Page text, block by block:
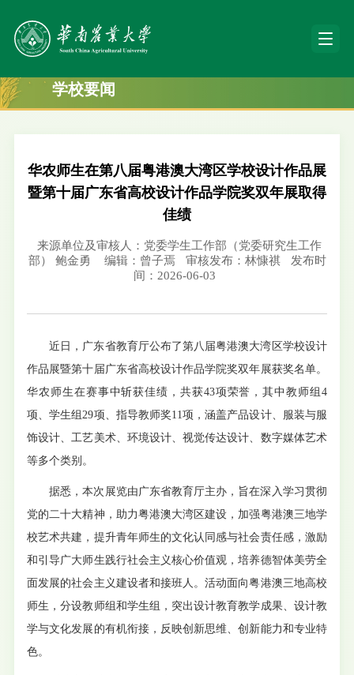
学校要闻
华农师生在第八届粤港澳大湾区学校设计作品展
暨第十届广东省高校设计作品学院奖双年展取得
佳绩
来源单位及审核人：党委学生工作部（党委研究生工作
部） 鲍金勇
编辑：曾子焉 审核发布：林慷祺
发布时
间：2026-06-03
近日，广东省教育厅公布了第八届粤港澳大湾区学校设计
作品展暨第十届广东省高校设计作品学院奖双年展获奖名单。
华农师生在赛事中斩获佳绩，共获43项荣誉，其中教师组4
项、学生组29项、指导教师奖11项，涵盖产品设计、服装与服
饰设计、工艺美术、环境设计、视觉传达设计、数字媒体艺术
等多个类别。
据悉，本次展览由广东省教育厅主办，旨在深入学习贯彻
党的二十大精神，助力粤港澳大湾区建设，加强粤港澳三地学
校艺术共建，提升青年师生的文化认同感与社会责任感，激励
和引导广大师生践行社会主义核心价值观，培养德智体美劳全
面发展的社会主义建设者和接班人。活动面向粤港澳三地高校
师生，分设教师组和学生组，突出设计教育教学成果、设计教
学与文化发展的有机衔接，反映创新思维、创新能力和专业特
色。